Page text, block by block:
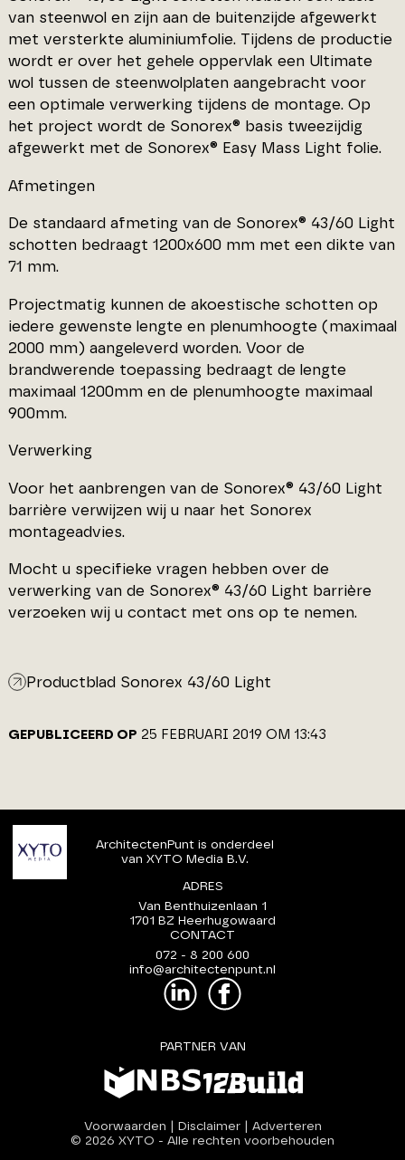
van steenwol en zijn aan de buitenzijde afgewerkt
met versterkte aluminiumfolie. Tijdens de productie
wordt er over het gehele oppervlak een Ultimate
wol tussen de steenwolplaten aangebracht voor
een optimale verwerking tijdens de montage. Op
het project wordt de Sonorex® basis tweezijdig
afgewerkt met de Sonorex® Easy Mass Light folie.
Afmetingen
De standaard afmeting van de Sonorex® 43/60 Light
schotten bedraagt 1200x600 mm met een dikte van
71 mm.
Projectmatig kunnen de akoestische schotten op
iedere gewenste lengte en plenumhoogte (maximaal
2000 mm) aangeleverd worden. Voor de
brandwerende toepassing bedraagt de lengte
maximaal 1200mm en de plenumhoogte maximaal
900mm.
Verwerking
Voor het aanbrengen van de Sonorex® 43/60 Light
barrière verwijzen wij u naar het Sonorex
montageadvies.
Mocht u specifieke vragen hebben over de
verwerking van de Sonorex® 43/60 Light barrière
verzoeken wij u contact met ons op te nemen.
Productblad Sonorex 43/60 Light
GEPUBLICEERD OP 25 FEBRUARI 2019 OM 13:43
ArchitectenPunt is onderdeel
van XYTO Media B.V.
ADRES
Van Benthuizenlaan 1
1701 BZ Heerhugowaard
CONTACT
072 - 8 200 600
info@architectenpunt.nl
PARTNER VAN
Voorwaarden Disclaimer| Adverteren
© 2026 XYTO - Alle rechten voorbehouden